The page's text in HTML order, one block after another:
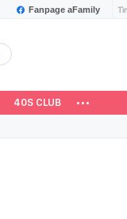
Fanpage aFamily
40S CLUB